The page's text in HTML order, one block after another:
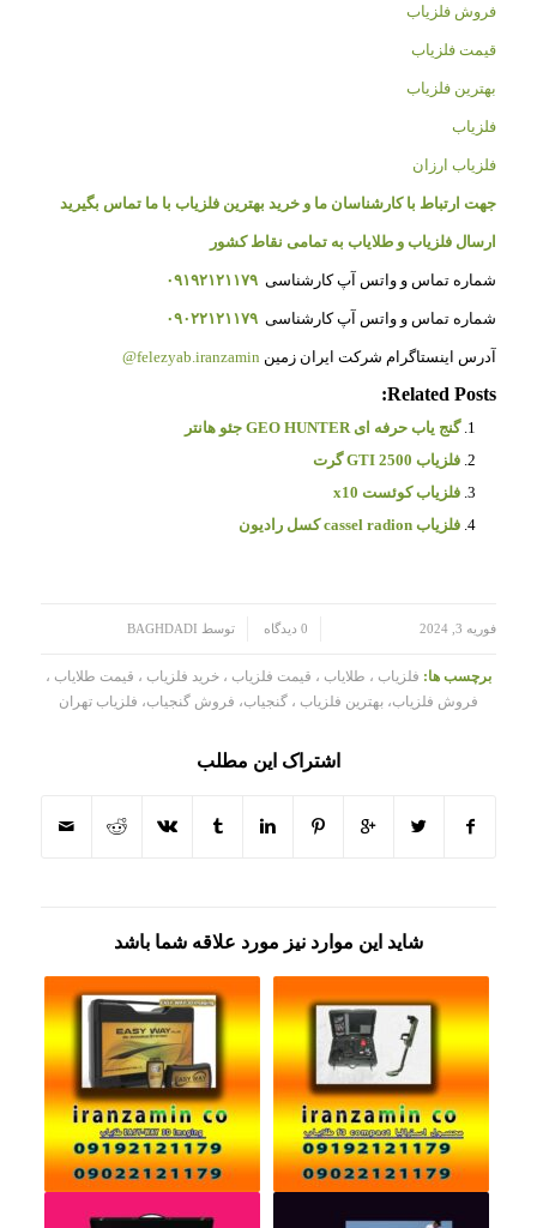
فروش فلزیاب
قیمت فلزیاب
بهترین فلزیاب
فلزیاب
فلزیاب ارزان
جهت ارتباط با کارشناسان ما و خرید بهترین فلزیاب با ما تماس بگیرید
ارسال فلزیاب و طلایاب به تمامی نقاط کشور
شماره تماس و واتس آپ کارشناسی ۰۹۱۹۲۱۲۱۱۷۹
شماره تماس و واتس آپ کارشناسی ۰۹۰۲۲۱۲۱۱۷۹
آدرس اینستاگرام شرکت ایران زمین felezyab.iranzamin@
Related Posts:
گنج یاب حرفه ای GEO HUNTER جئو هانتر
فلزیاب GTI 2500 گرت
فلزیاب کوئست x10
فلزیاب cassel radion کسل رادیون
فوریه 3, 2024 0 دیدگاه توسط BAGHDADI
برچسب ها: فلزیاب ، طلایاب ، قیمت فلزیاب ، خرید فلزیاب ، قیمت طلایاب ،
فروش فلزیاب، بهترین فلزیاب ، گنجیاب، فروش گنجیاب، فلزیاب تهران
اشتراک این مطلب
شاید این موارد نیز مورد علاقه شما باشد